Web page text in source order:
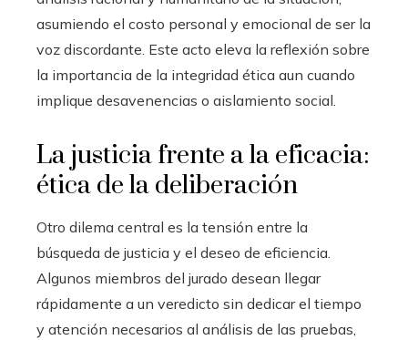
asumiendo el costo personal y emocional de ser la
voz discordante. Este acto eleva la reflexión sobre
la importancia de la integridad ética aun cuando
implique desavenencias o aislamiento social.
La justicia frente a la eficacia:
ética de la deliberación
Otro dilema central es la tensión entre la
búsqueda de justicia y el deseo de eficiencia.
Algunos miembros del jurado desean llegar
rápidamente a un veredicto sin dedicar el tiempo
y atención necesarios al análisis de las pruebas,